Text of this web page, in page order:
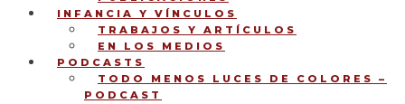
INFANCIA Y VÍNCULOS
TRABAJOS Y ARTÍCULOS
EN LOS MEDIOS
PODCASTS
TODO MENOS LUCES DE COLORES –
PODCAST